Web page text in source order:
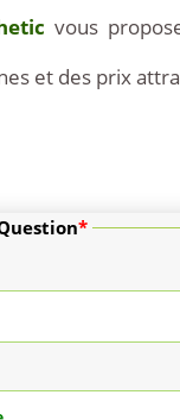
vous
et des prix
*